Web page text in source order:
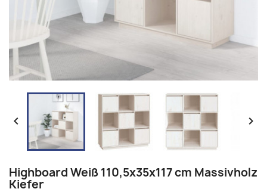
 
Highboard Weiß 110,5x35x117 cm Massivholz
Kiefer